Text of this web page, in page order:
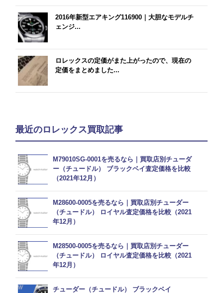
2016年新型エアキング116900｜大胆なモデルチ
ェンジ...
ロレックスの定価がまた上がったので、現在の
定価をまとめました...
最近のロレックス買取記事
M79010SG-0001を売るなら｜買取店別チューダ
ー（チュードル） ブラックベイ査定価格を比較
（2021年12月）
M28600-0005を売るなら｜買取店別チューダー
（チュードル） ロイヤル査定価格を比較（2021
年12月）
M28500-0005を売るなら｜買取店別チューダー
（チュードル） ロイヤル査定価格を比較（2021
年12月）
チューダー（チュードル） ブラックベイ